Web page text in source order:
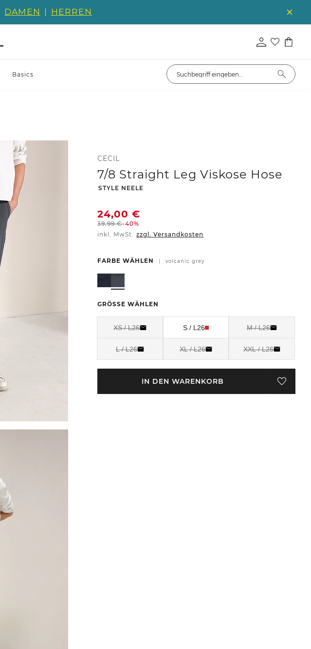
DAMEN | HERREN
Basics
CECIL
7/8 Straight Leg Viskose Hose
-
STYLE NEELE
24,00€
39,99€-40%
inkl. MwSt. zzgl. Versandkosten
FARBE WÄHLEN | volcanic grey
GRÖSSE WÄHLEN
XS / L26 S / L26 M / L26
L / L26 XL / L26 XXL / L26
IN DEN WARENKORB